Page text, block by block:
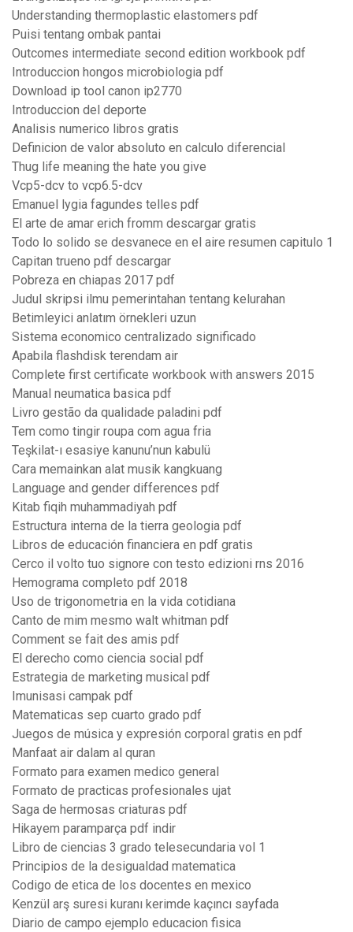
Understanding thermoplastic elastomers pdf
Puisi tentang ombak pantai
Outcomes intermediate second edition workbook pdf
Introduccion hongos microbiologia pdf
Download ip tool canon ip2770
Introduccion del deporte
Analisis numerico libros gratis
Definicion de valor absoluto en calculo diferencial
Thug life meaning the hate you give
Vcp5-dcv to vcp6.5-dcv
Emanuel lygia fagundes telles pdf
El arte de amar erich fromm descargar gratis
Todo lo solido se desvanece en el aire resumen capitulo 1
Capitan trueno pdf descargar
Pobreza en chiapas 2017 pdf
Judul skripsi ilmu pemerintahan tentang kelurahan
Betimleyici anlatım örnekleri uzun
Sistema economico centralizado significado
Apabila flashdisk terendam air
Complete first certificate workbook with answers 2015
Manual neumatica basica pdf
Livro gestão da qualidade paladini pdf
Tem como tingir roupa com agua fria
Teşkilat-ı esasiye kanunu’nun kabulü
Cara memainkan alat musik kangkuang
Language and gender differences pdf
Kitab fiqih muhammadiyah pdf
Estructura interna de la tierra geologia pdf
Libros de educación financiera en pdf gratis
Cerco il volto tuo signore con testo edizioni rns 2016
Hemograma completo pdf 2018
Uso de trigonometria en la vida cotidiana
Canto de mim mesmo walt whitman pdf
Comment se fait des amis pdf
El derecho como ciencia social pdf
Estrategia de marketing musical pdf
Imunisasi campak pdf
Matematicas sep cuarto grado pdf
Juegos de música y expresión corporal gratis en pdf
Manfaat air dalam al quran
Formato para examen medico general
Formato de practicas profesionales ujat
Saga de hermosas criaturas pdf
Hikayem paramparça pdf indir
Libro de ciencias 3 grado telesecundaria vol 1
Principios de la desigualdad matematica
Codigo de etica de los docentes en mexico
Kenzül arş suresi kuranı kerimde kaçıncı sayfada
Diario de campo ejemplo educacion fisica